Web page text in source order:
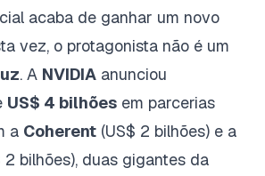
acaba de ganhar um novo
vez, o protagonista não é um
. A NVIDIA anunciou
US$ 4 bilhões em parcerias
a Coherent (US$ 2 bilhões) e a
2 bilhões), duas gigantes da